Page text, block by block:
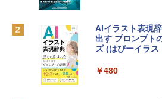
￥162,598
tomtoc 360°保護
Microsoft Office
4(最新 永続版)|
AIイラスト表現
出す プロンプト
ズ (はぴーイラ
￥480